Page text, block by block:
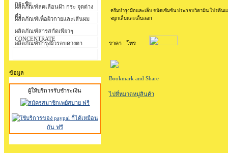
กระชับ
ผลิตภัณฑ์ลดเลือนฝ้า กระ จุดด่าง
ดำ
ผลิตภัณฑ์เพื่อผิวกายและเส้นผม
ผลิตภัณฑ์สารสกัดเพียวๆ
CONCENTRATE
ผลิตภัณฑ์บำรุงผิวรอบดวงตา
ข้อมูล
ผู้ให้บริการรับชำระเงิน
ครีมบำรุงมือและเล็บ ชนิดเข้มข้น ประกอบวิตามิน โปรตีน
จมูกเล็บและเล็บลอก
ราคา : โทร
ไปที่หมวดหมู่สินค้า